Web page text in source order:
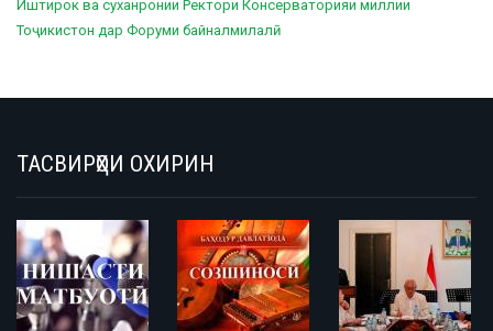
Иштирок ва суханронии Ректори Консерваторияи миллии
Тоҷикистон дар Форуми байналмилалӣ
ТАСВИРҲОИ ОХИРИН